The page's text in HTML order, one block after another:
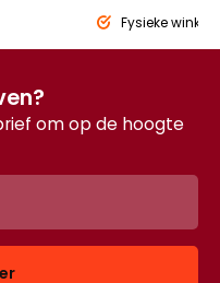
Fysieke winkel
om op de hoogte